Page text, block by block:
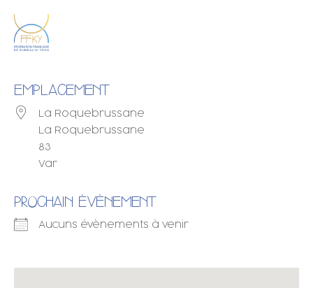
EMPLACEMENT
La Roquebrussane
La Roquebrussane
83
Var
PROCHAIN ÉVÈNEMENT
Aucuns évènements à venir